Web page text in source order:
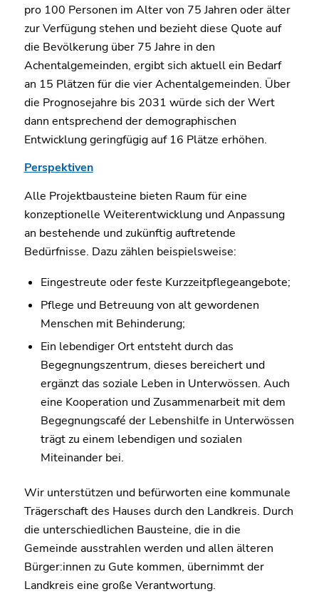
pro 100 Personen im Alter von 75 Jahren oder älter
zur Verfügung stehen und bezieht diese Quote auf
die Bevölkerung über 75 Jahre in den
Achentalgemeinden, ergibt sich aktuell ein Bedarf
an 15 Plätzen für die vier Achentalgemeinden. Über
die Prognosejahre bis 2031 würde sich der Wert
dann entsprechend der demographischen
Entwicklung geringfügig auf 16 Plätze erhöhen.
Perspektiven
Alle Projektbausteine bieten Raum für eine
konzeptionelle Weiterentwicklung und Anpassung
an bestehende und zukünftig auftretende
Bedürfnisse. Dazu zählen beispielsweise:
Eingestreute oder feste Kurzzeitpflegeangebote;
Pflege und Betreuung von alt gewordenen
Menschen mit Behinderung;
Ein lebendiger Ort entsteht durch das
Begegnungszentrum, dieses bereichert und
ergänzt das soziale Leben in Unterwössen. Auch
eine Kooperation und Zusammenarbeit mit dem
Begegnungscafé der Lebenshilfe in Unterwössen
trägt zu einem lebendigen und sozialen
Miteinander bei.
Wir unterstützen und befürworten eine kommunale
Trägerschaft des Hauses durch den Landkreis. Durch
die unterschiedlichen Bausteine, die in die
Gemeinde ausstrahlen werden und allen älteren
Bürger:innen zu Gute kommen, übernimmt der
Landkreis eine große Verantwortung.